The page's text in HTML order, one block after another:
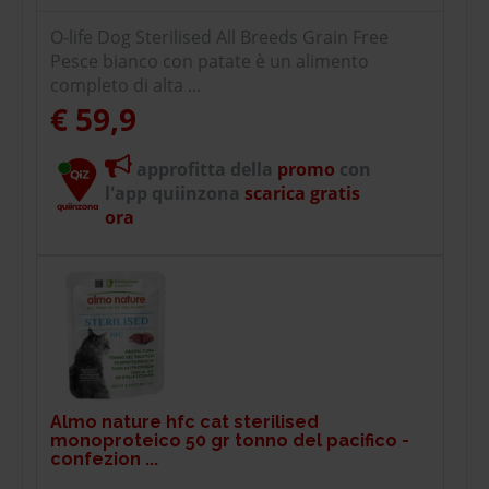
O-life Dog Sterilised All Breeds Grain Free
Pesce bianco con patate è un alimento
completo di alta ...
€ 59,9
approfitta della promo con
l'app quiinzona scarica gratis
ora
Almo nature hfc cat sterilised
monoproteico 50 gr tonno del pacifico -
confezion ...